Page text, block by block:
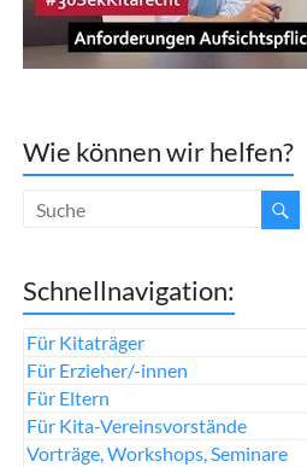
Wie können wir helfen?
Schnellnavigation:
Für Kitaträger
Für Erzieher/-innen
Für Eltern
Für Kita-Vereinsvorstände
Vorträge, Workshops, Seminare